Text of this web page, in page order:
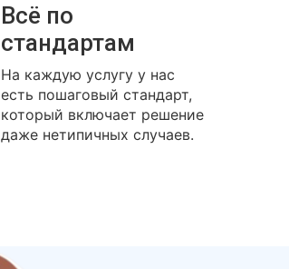
Всё по
стандартам
На каждую услугу у нас
есть пошаговый стандарт,
который включает решение
даже нетипичных случаев.